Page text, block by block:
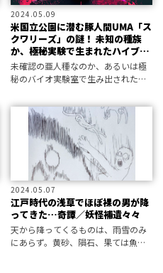
2024.05.09
米国立公園に潜む豚人間UMA「ス
クワリーズ」の謎！ 未知の種族
か、極秘実験で生まれたハイブリ
ッドか!?
未確認の亜人種なのか、あるいは極
秘のバイオ実験室で生み出されたハ
で謎の「豚人間」の目撃証言が報告
されている。
2024.05.07
江戸時代の浅草でほぼ裸の男が降
ってきた…奇譚／妖怪補遺々々
天から降ってくるものは、雨雪のみ
にあらず。黄砂、隕石、果ては魚や